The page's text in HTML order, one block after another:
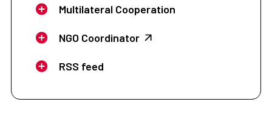
Multilateral Cooperation
NGO Coordinator
RSS feed